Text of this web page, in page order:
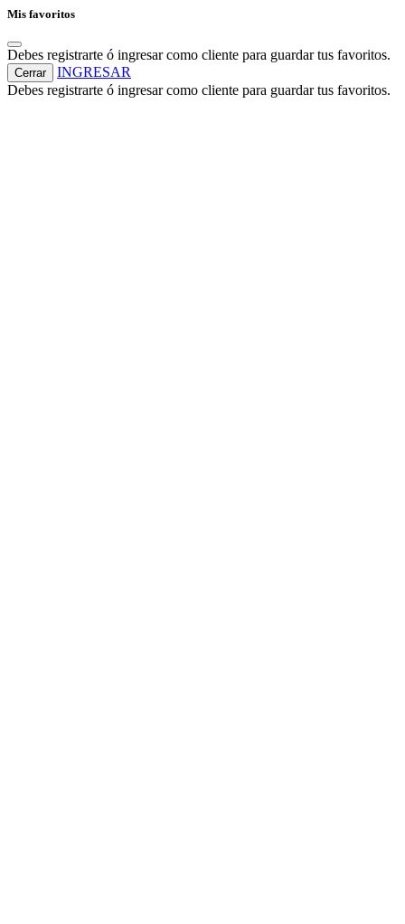
Mis favoritos
Debes registrarte ó ingresar como cliente para guardar tus favoritos.
Cerrar
INGRESAR
Debes registrarte ó ingresar como cliente para guardar tus favoritos.